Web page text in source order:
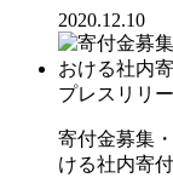
2020.12.10
プレスリリ
寄付金募集
ける社内寄